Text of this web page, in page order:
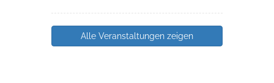
Alle Veranstaltungen zeigen